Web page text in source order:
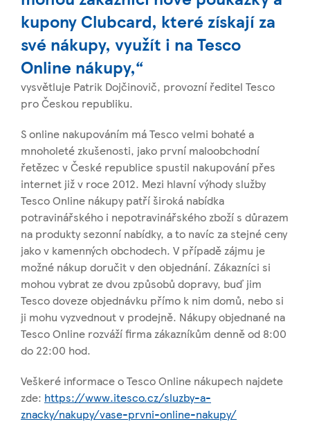
kupony Clubcard, které získají za
své nákupy, využít i na Tesco
Online nákupy,“
vysvětluje Patrik Dojčinovič, provozní ředitel Tesco
pro Českou republiku.
S online nakupováním má Tesco velmi bohaté a
mnoholeté zkušenosti, jako první maloobchodní
řetězec v České republice spustil nakupování přes
internet již v roce 2012. Mezi hlavní výhody služby
Tesco Online nákupy patří široká nabídka
potravinářského i nepotravinářského zboží s důrazem
na produkty sezonní nabídky, a to navíc za stejné ceny
jako v kamenných obchodech. V případě zájmu je
možné nákup doručit v den objednání. Zákazníci si
mohou vybrat ze dvou způsobů dopravy, buď jim
Tesco doveze objednávku přímo k nim domů, nebo si
ji mohu vyzvednout v prodejně. Nákupy objednané na
Tesco Online rozváží firma zákazníkům denně od 8:00
do 22:00 hod.
Veškeré informace o Tesco Online nákupech najdete
zde: https://www.itesco.cz/sluzby-a-
znacky/nakupy/vase-prvni-online-nakupy/